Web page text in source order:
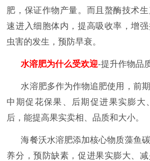
肥，保证作物产量。而且螯酶技术
速进入细胞体内，提高吸收率，增
虫害的发生，预防早衰。
水溶肥为什么受欢迎-提升作物品
水溶肥多作为作物追肥使用，前
中期促花保果、后期促进果实膨大
后，能提高果实卖相、品质和大小。
海餐沃水溶肥添加核心物质藻鱼
养分，预防缺素，促进果实膨大、